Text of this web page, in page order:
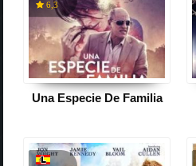
6,3
Una Especie De Familia